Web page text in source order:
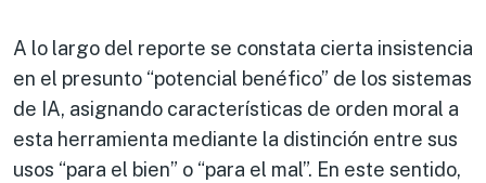
A lo largo del reporte se constata cierta insistencia
en el presunto “potencial benéfico” de los sistemas
de IA, asignando características de orden moral a
esta herramienta mediante la distinción entre sus
usos “para el bien” o “para el mal”. En este sentido,